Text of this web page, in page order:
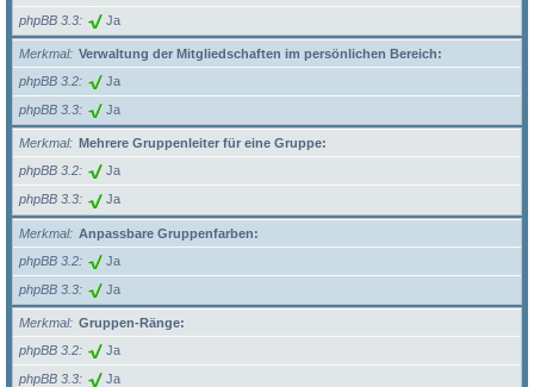
phpBB 3.3 Ja
Merkmal
Verwaltung der Mitgliedschaften im persönlichen Bereich:
phpBB 3.2
Ja
phpBB 3.3 Ja
Merkmal
Mehrere Gruppenleiter für eine Gruppe:
phpBB 3.2
Ja
phpBB 3.3 Ja
Merkmal
Anpassbare Gruppenfarben:
phpBB 3.2
Ja
phpBB 3.3 Ja
Merkmal
Gruppen-Ränge:
phpBB 3.2
Ja
phpBB 3.3 Ja